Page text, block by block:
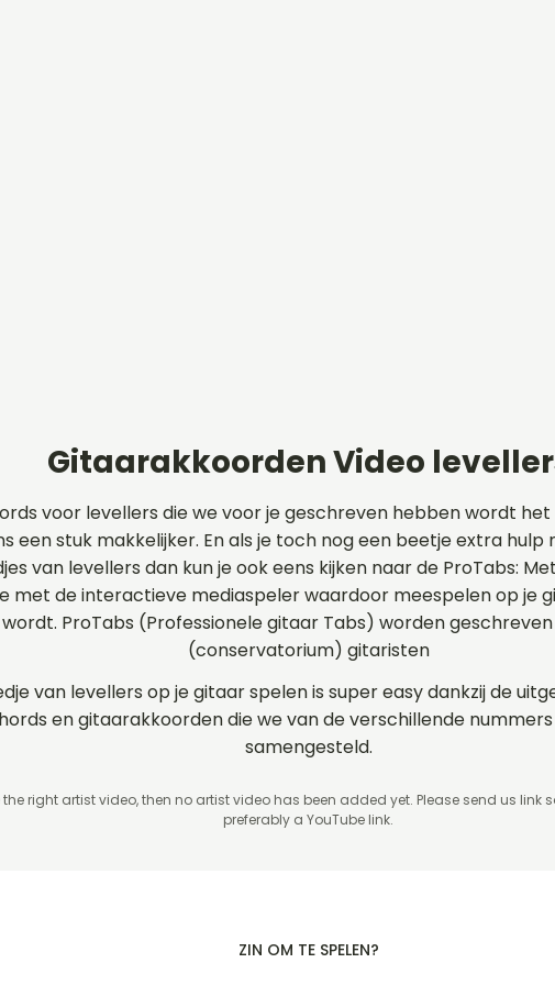
Gitaarakkoorden Video
voor levellers die we voor je geschreven hebben wordt
een stuk makkelijker. En als je toch nog een beetje extra
van levellers dan kun je ook eens kijken naar de ProTabs:
met de interactieve mediaspeler waardoor meespelen op je
ProTabs (Professionele gitaar Tabs) worden
(conservatorium) gitaristen
van levellers op je gitaar spelen is super easy dankzij de
en gitaarakkoorden die we van de verschillende
samengesteld.
the right artist video, then no artist video has been added yet. Please send us link
preferably a YouTube link.
ZIN OM TE SPELEN?